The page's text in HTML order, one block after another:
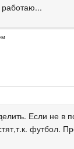
работаю...
Если не в
футбол.